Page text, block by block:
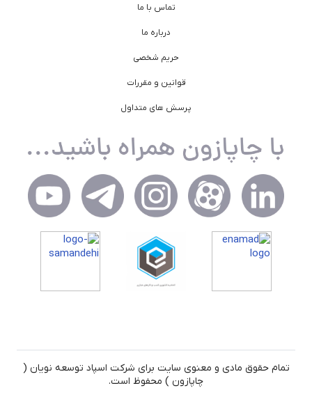
تماس با ما
درباره ما
حریم شخصی
قوانین و مقررات
پرسش های متداول
تمام حقوق مادی و معنوی سایت برای شرکت اسپاد توسعه نویان (
چاپازون ) محفوظ است.